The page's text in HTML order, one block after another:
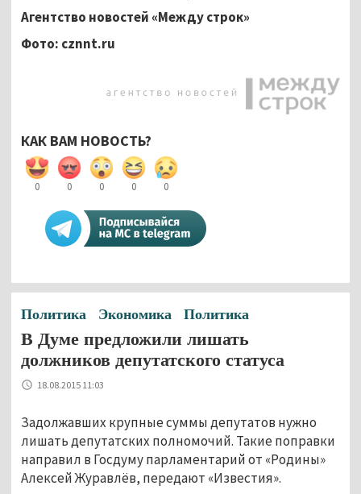
Агентство новостей «Между строк»
Фото: cznnt.ru
КАК ВАМ НОВОСТЬ?
0 0 0 0 0
Политика Экономика Политика
В Думе предложили лишать
должников депутатского статуса
18.08.2015 11:03
Задолжавших крупные суммы депутатов нужно
лишать депутатских полномочий. Такие поправки
направил в Госдуму парламентарий от «Родины»
Алексей Журавлёв, передают «Известия».